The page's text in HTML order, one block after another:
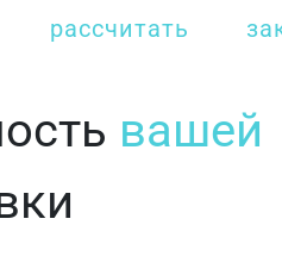
рассчитать
вашей